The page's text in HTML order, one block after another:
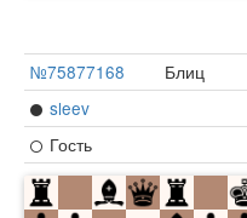
№75877168
Блиц
sleev
Гость